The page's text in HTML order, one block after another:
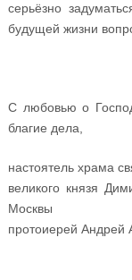
серьёзно
будущей жизни
С любовью о
благие дела,
настоятель храма
великого князя
Москвы
протоиерей Андрей